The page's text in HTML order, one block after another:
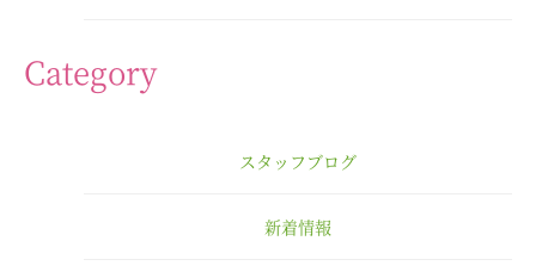
Category
スタッフブログ
新着情報